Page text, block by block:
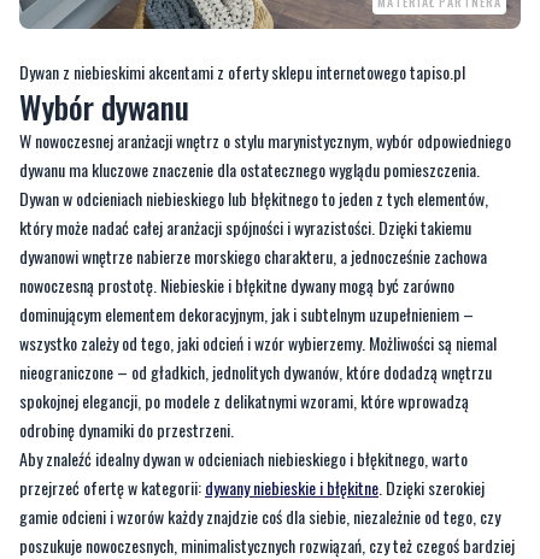
Dywan z niebieskimi akcentami z oferty sklepu internetowego tapiso.pl
Wybór dywanu
W nowoczesnej aranżacji wnętrz o stylu marynistycznym, wybór odpowiedniego
dywanu ma kluczowe znaczenie dla ostatecznego wyglądu pomieszczenia.
Dywan w odcieniach niebieskiego lub błękitnego to jeden z tych elementów,
który może nadać całej aranżacji spójności i wyrazistości. Dzięki takiemu
dywanowi wnętrze nabierze morskiego charakteru, a jednocześnie zachowa
nowoczesną prostotę. Niebieskie i błękitne dywany mogą być zarówno
dominującym elementem dekoracyjnym, jak i subtelnym uzupełnieniem –
wszystko zależy od tego, jaki odcień i wzór wybierzemy. Możliwości są niemal
nieograniczone – od gładkich, jednolitych dywanów, które dodadzą wnętrzu
spokojnej elegancji, po modele z delikatnymi wzorami, które wprowadzą
odrobinę dynamiki do przestrzeni.
Aby znaleźć idealny dywan w odcieniach niebieskiego i błękitnego, warto
przejrzeć ofertę w kategorii:dywany niebieskie i błękitne . Dzięki szerokiej
gamie odcieni i wzorów każdy znajdzie coś dla siebie, niezależnie od tego, czy
poszukuje nowoczesnych, minimalistycznych rozwiązań, czy też czegoś bardziej